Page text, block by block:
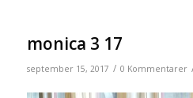
monica 3 17
september 15, 2017 / 0 Kommentarer